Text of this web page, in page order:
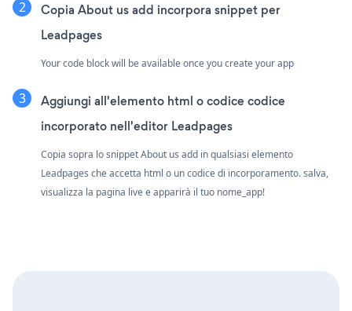
Copia About us add incorpora snippet per
Leadpages
Your code block will be available once you create your app
Aggiungi all'elemento html o codice codice
incorporato nell'editor Leadpages
Copia sopra lo snippet About us add in qualsiasi elemento
Leadpages che accetta html o un codice di incorporamento. salva,
visualizza la pagina live e apparirà il tuo nome_app!